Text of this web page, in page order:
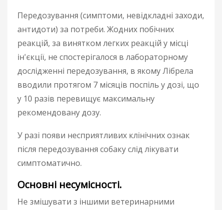
Передозування (симптоми, невідкладні заходи,
антидоти) за потреби. Жодних побічних
реакцій, за винятком легких реакцій у місці
ін'єкції, не спостерігалося в лабораторному
дослідженні передозування, в якому Лібрела
вводили протягом 7 місяців поспіль у дозі, що
у 10 разів перевищує максимальну
рекомендовану дозу.
У разі появи несприятливих клінічних ознак
після передозування собаку слід лікувати
симптоматично.
Основні несумісності.
Не змішувати з іншими ветеринарними